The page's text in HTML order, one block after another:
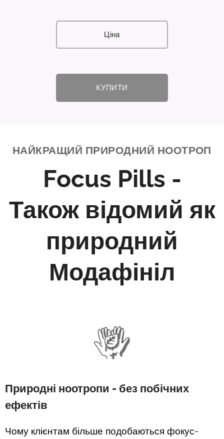
Ціна
КУПИТИ
НАЙКРАЩИЙ ПРИРОДНИЙ НООТРОП
Focus Pills -
Також відомий як
природний
Модафініл
Природні ноотропи - без побічних
ефектів
Чому клієнтам більше подобаються фокус-